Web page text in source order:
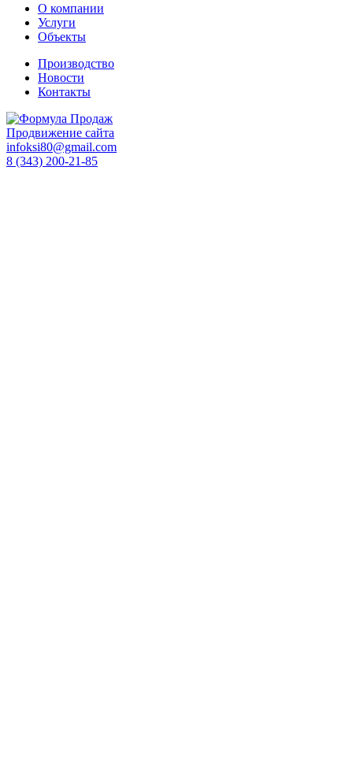
О компании
Услуги
Объекты
Производство
Новости
Контакты
Продвижение сайта
infoksi80@gmail.com
8 (343) 200-21-85